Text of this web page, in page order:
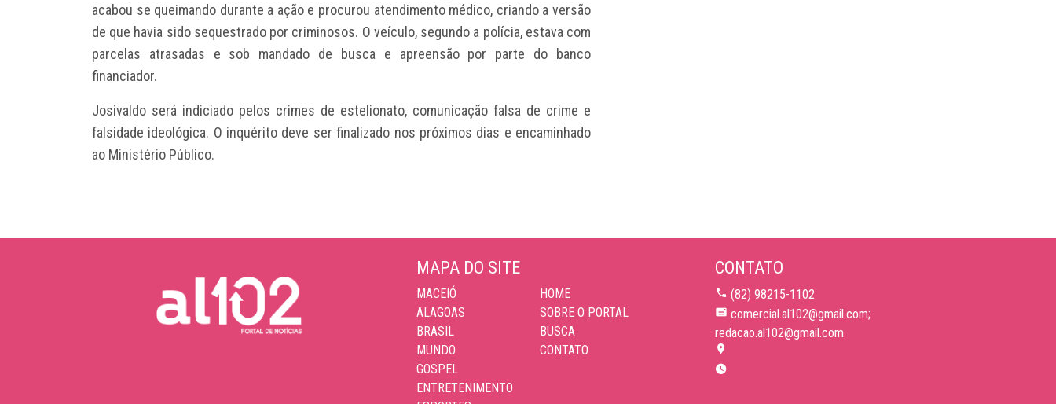
acabou se queimando durante a ação e procurou atendimento médico, criando a versão
de que havia sido sequestrado por criminosos. O veículo, segundo a polícia, estava com
parcelas atrasadas e sob mandado de busca e apreensão por parte do banco
financiador.
Josivaldo será indiciado pelos crimes de estelionato, comunicação falsa de crime e
falsidade ideológica. O inquérito deve ser finalizado nos próximos dias e encaminhado
ao Ministério Público.
MAPA DO SITE
MACEIÓ
ALAGOAS
BRASIL
MUNDO
GOSPEL
ENTRETENIMENTO
HOME
SOBRE O PORTAL
BUSCA
CONTATO
CONTATO
(82) 98215-1102
comercial.al102@gmail.com;
redacao.al102@gmail.com